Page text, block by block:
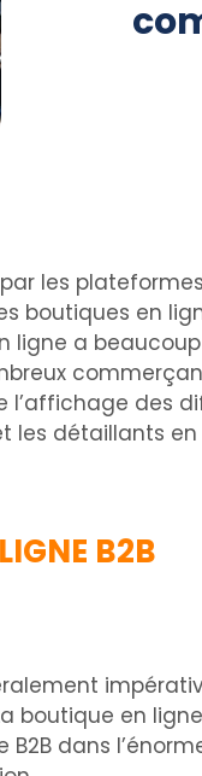
les
boutiques en
ligne a
des
les détaillants en
B2B
boutique en
dans